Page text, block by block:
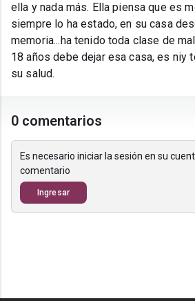
ella y nada más. Ella piensa que es
siempre lo ha estado, en su casa
memoria...ha tenido toda clase de
18 años debe dejar esa casa, es niy
su salud.
0 comentarios
Es necesario iniciar la sesión en su
comentario
Ingresar